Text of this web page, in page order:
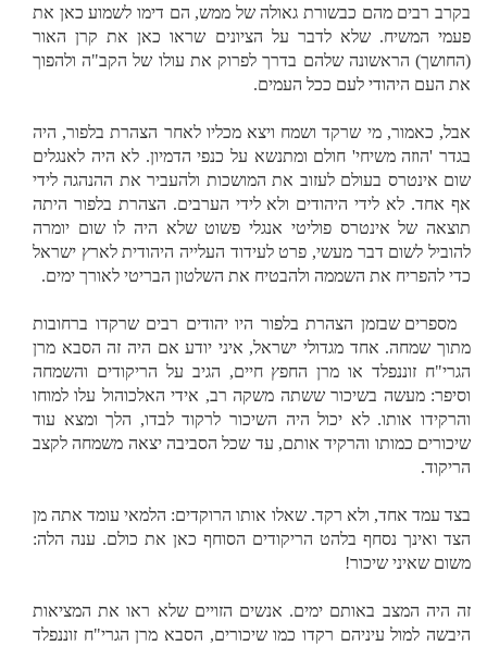
בקרב רבים מהם כבשורת גאולה של ממש, הם דימו לשמוע כאן את
פעמי המשיח. שלא לדבר על הציונים שראו כאן את קרן האור
(החושך) הראשונה שלהם בדרך לפרוק את עולו של הקב"ה ולהפוך
את העם היהודי לעם ככל העמים.
אבל, כאמור, מי שרקד ושמח ויצא מכליו לאחר הצהרת בלפור, היה
בגדר 'הוזה משיחי' חולם ומתנשא על כנפי הדמיון. לא היה לאנגלים
שום אינטרס בעולם לעזוב את המושכות ולהעביר את ההנהגה לידי
אף אחד. לא לידי היהודים ולא לידי הערבים. הצהרת בלפור היתה
תוצאה של אינטרס פוליטי אנגלי פשוט שלא היה לו שום יומרה
להוביל לשום דבר מעשי, פרט לעידוד העלייה היהודית לארץ ישראל
כדי להפריח את השממה ולהבטיח את השלטון הבריטי לאורך ימים.
מספרים שבזמן הצהרת בלפור היו יהודים רבים שרקדו ברחובות
מתוך שמחה. אחד מגדולי ישראל, איני יודע אם היה זה הסבא מרן
הגרי"ח זוננפלד או מרן החפץ חיים, הגיב על הריקודים והשמחה
וסיפר: מעשה בשיכור ששתה משקה רב, אידי האלכוהול עלו למוחו
והרקידו אותו. לא יכול היה השיכור לרקוד לבדו, הלך ומצא עוד
שיכורים כמותו והרקיד אותם, עד שכל הסביבה יצאה משמחה לקצב
הריקוד.
בצד עמד אחד, ולא רקד. שאלו אותו הרוקדים: הלמאי עומד אתה מן
הצד ואינך נסחף בלהט הריקודים הסוחף כאן את כולם. ענה הלה:
משום שאיני שיכור!
זה היה המצב באותם ימים. אנשים הזויים שלא ראו את המציאות
היבשה למול עיניהם רקדו כמו שיכורים, הסבא מרן הגרי"ח זוננפלד